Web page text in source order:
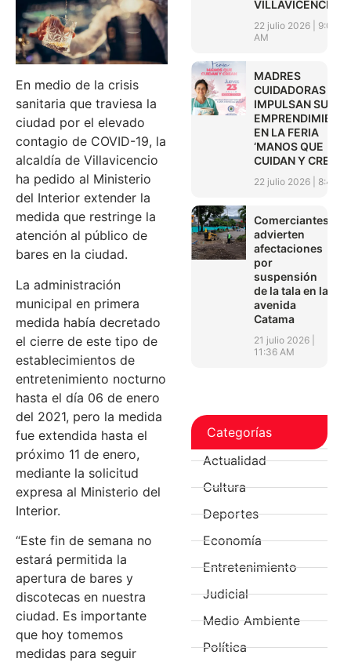
En medio de la crisis
sanitaria que traviesa la
ciudad por el elevado
contagio de COVID-19, la
alcaldía de Villavicencio
ha pedido al Ministerio
del Interior extender la
medida que restringe la
atención al público de
bares en la ciudad.
La administración
municipal en primera
medida había decretado
el cierre de este tipo de
establecimientos de
entretenimiento nocturno
hasta el día 06 de enero
del 2021, pero la medida
fue extendida hasta el
próximo 11 de enero,
mediante la solicitud
expresa al Ministerio del
Interior.
“Este fin de semana no
estará permitida la
apertura de bares y
discotecas en nuestra
ciudad. Es importante
que hoy tomemos
medidas para seguir
VILLAVICENCIO
22 julio 2026
9:01
AM
MADRES
CUIDADORAS
IMPULSAN SUS
EN LA FERIA
‘MANOS QUE
CUIDAN Y CREAN’
22 julio 2026 8:45
Comerciantes
advierten
afectaciones
por
suspensión
de la tala en la
avenida
Catama
21 julio 2026
11:36 AM
Categorías
Actualidad
Cultura
Deportes
Economía
Entretenimiento
Judicial
Medio Ambiente
Política